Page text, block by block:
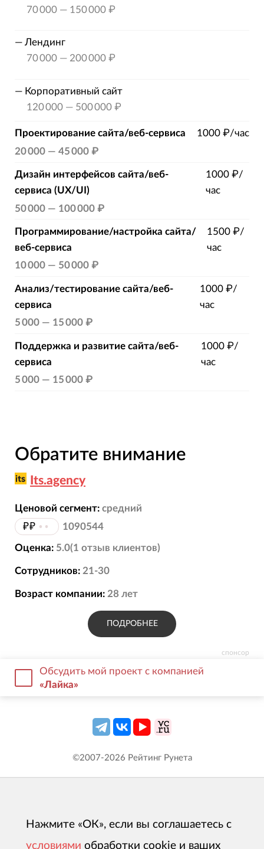
70 000— 150 000 ₽
— Лендинг
70 000— 200 000 ₽
— Корпоративный сайт
120 000— 500 000 ₽
Проектирование сайта/веб-сервиса
1000 ₽/час
20 000— 45 000 ₽
Дизайн интерфейсов сайта/веб-
сервиса (UX/UI)
1000 ₽/
час
50 000— 100 000 ₽
Программирование/настройка сайта/
веб-сервиса
1500 ₽/
час
10 000— 50 000 ₽
Анализ/тестирование сайта/веб-
сервиса
1000 ₽/
час
5 000— 15 000 ₽
Поддержка и развитие сайта/веб-
сервиса
1000 ₽/
час
5 000— 15 000 ₽
спонсор
Обратите внимание
Its.agency
Ценовой сегмент: средний
₽₽ •• 1090544
Оценка: 5.0(1 отзыв клиентов)
Сотрудников: 21-30
Возраст компании: 28 лет
ПОДРОБНЕЕ
Обсудить мой проект с компанией
«Лайка»
©2007-2026 Рейтинг Рунета
Нажмите «ОК», если вы соглашаетесь с
условиями обработки cookie и ваших